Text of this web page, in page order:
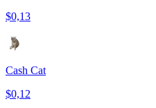
$0,13
Cash Cat
$0,12